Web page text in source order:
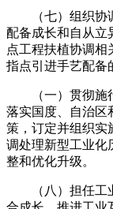
（七）组织协调
配备成长和自从立
点工程扶植协调相
指点引进手艺配备
（一）贯彻施行
落实国度、自治区
策，订定并组织实
调处理新型工业化
整和优化升级。
（八）担任工业